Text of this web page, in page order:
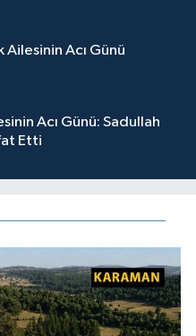
Ailesinin Acı Günü
Acı Günü: Sadullah
Etti